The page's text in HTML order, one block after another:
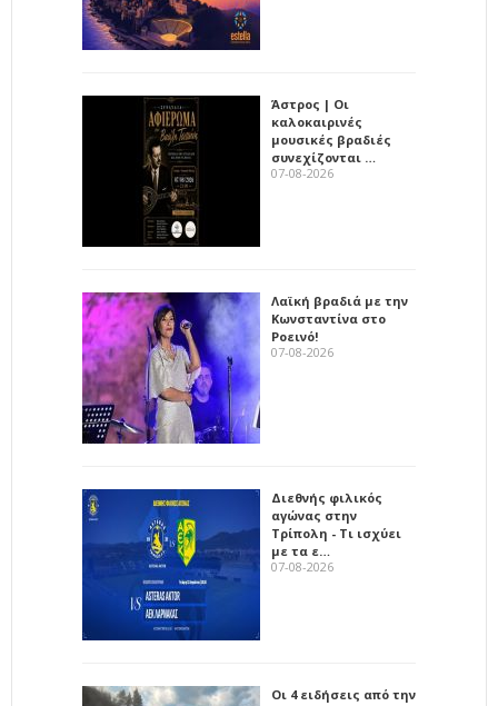
Άστρος | Οι
καλοκαιρινές
μουσικές βραδιές
συνεχίζονται …
07-08-2026
Λαϊκή βραδιά με την
Κωνσταντίνα στο
Ροεινό!
07-08-2026
Διεθνής φιλικός
αγώνας στην
Τρίπολη - Τι ισχύει
με τα ε…
07-08-2026
Οι 4 ειδήσεις από την